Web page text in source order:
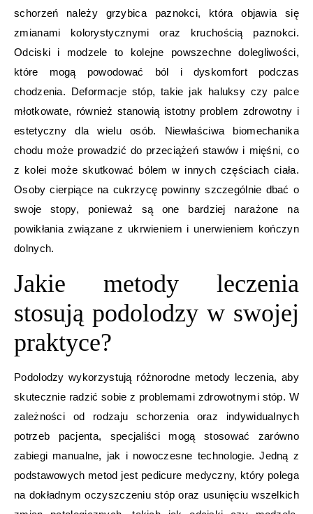
schorzeń należy grzybica paznokci, która objawia się
zmianami kolorystycznymi oraz kruchością paznokci.
Odciski i modzele to kolejne powszechne dolegliwości,
które mogą powodować ból i dyskomfort podczas
chodzenia. Deformacje stóp, takie jak haluksy czy palce
młotkowate, również stanowią istotny problem zdrowotny i
estetyczny dla wielu osób. Niewłaściwa biomechanika
chodu może prowadzić do przeciążeń stawów i mięśni, co
z kolei może skutkować bólem w innych częściach ciała.
Osoby cierpiące na cukrzycę powinny szczególnie dbać o
swoje stopy, ponieważ są one bardziej narażone na
powikłania związane z ukrwieniem i unerwieniem kończyn
dolnych.
Jakie metody leczenia
stosują podolodzy w swojej
praktyce?
Podolodzy wykorzystują różnorodne metody leczenia, aby
skutecznie radzić sobie z problemami zdrowotnymi stóp. W
zależności od rodzaju schorzenia oraz indywidualnych
potrzeb pacjenta, specjaliści mogą stosować zarówno
zabiegi manualne, jak i nowoczesne technologie. Jedną z
podstawowych metod jest pedicure medyczny, który polega
na dokładnym oczyszczeniu stóp oraz usunięciu wszelkich